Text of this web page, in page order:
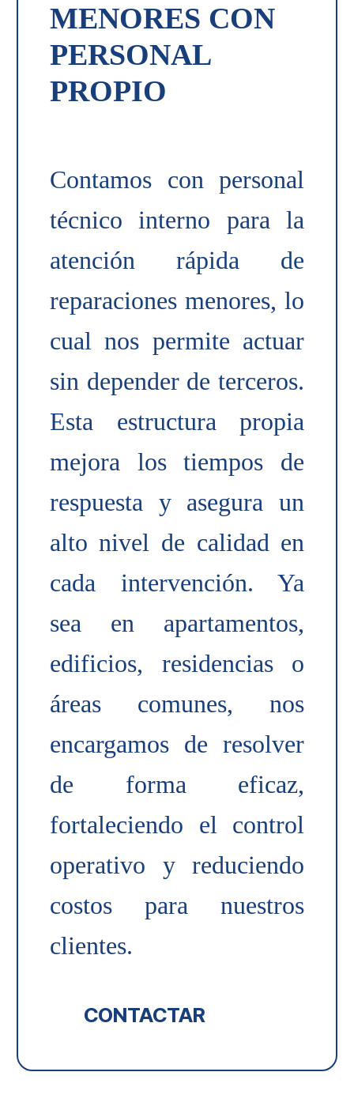
MENORES CON
PERSONAL
PROPIO
Contamos con personal
técnico interno para la
atención rápida de
reparaciones menores, lo
cual nos permite actuar
sin depender de terceros.
Esta estructura propia
mejora los tiempos de
respuesta y asegura un
alto nivel de calidad en
cada intervención. Ya
sea en apartamentos,
edificios, residencias o
áreas comunes, nos
encargamos de resolver
de forma eficaz,
fortaleciendo el control
operativo y reduciendo
costos para nuestros
clientes.
CONTACTAR